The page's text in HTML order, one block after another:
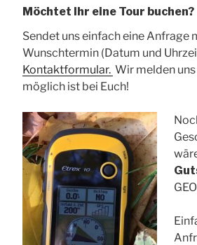
Möchtet Ihr eine Tour buchen?
Sendet uns einfach eine Anfrage
Wunschtermin (Datum und
Kontaktformular. Wir melden
möglich ist bei Euch!